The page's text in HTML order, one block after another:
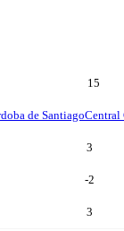
15
de SantiagoCentral
3
-2
3